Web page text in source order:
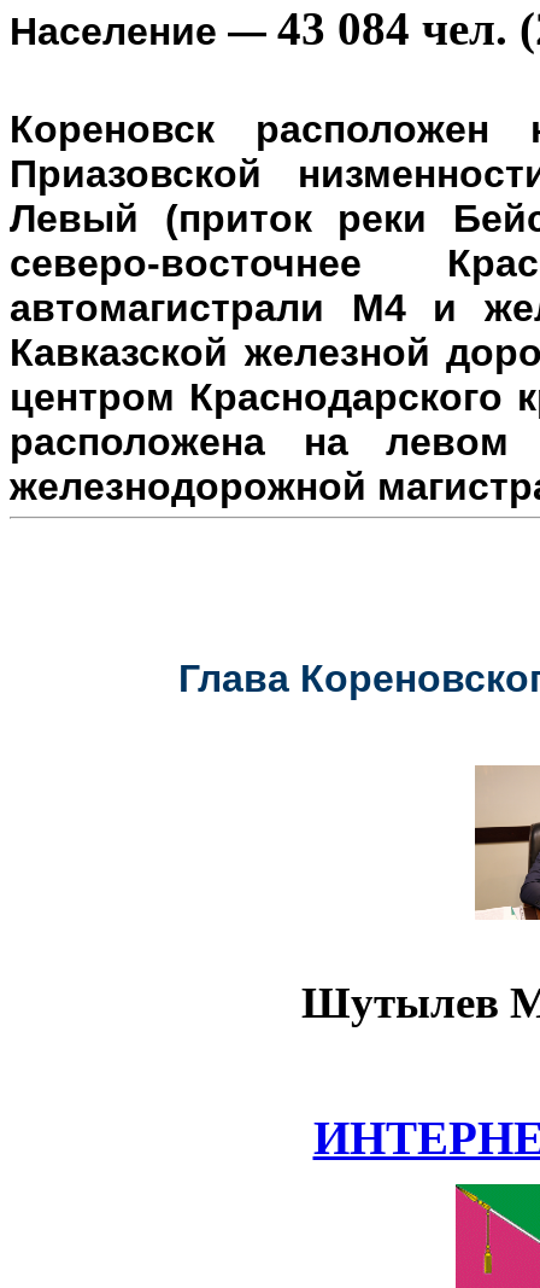
Население — 43 084 чел.
Кореновск
Приазовской
Левый (приток реки
северо-восточнее
автомагистрали М4 и
Кавказской железной
центром Краснодарского
расположена на левом
железнодорожной
Глава
Шутылев